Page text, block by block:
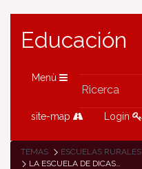
Educación
Menù
site-map Login
TEMAS ESCUELAS RURALES
LA ESCUELA DE DICASTILLO, ¡SABE A TURRÓN!